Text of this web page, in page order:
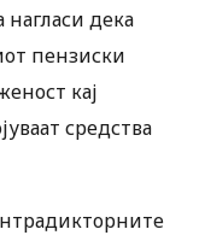
дека
пензиски
кај
средства